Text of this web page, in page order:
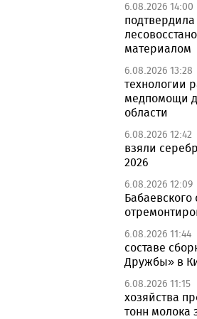
6.08.2026 14:00
материалом
6.08.2026 13:28
технологии
медпомощи
области
6.08.2026 12:42
взяли
2026
6.08.2026 12:09
Бабаевского
6.08.2026 11:44
составе
Дружбы» в
6.08.2026 11:15
хозяйства
тонн молока